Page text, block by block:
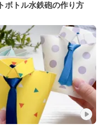
トボトル水鉄砲の作り方